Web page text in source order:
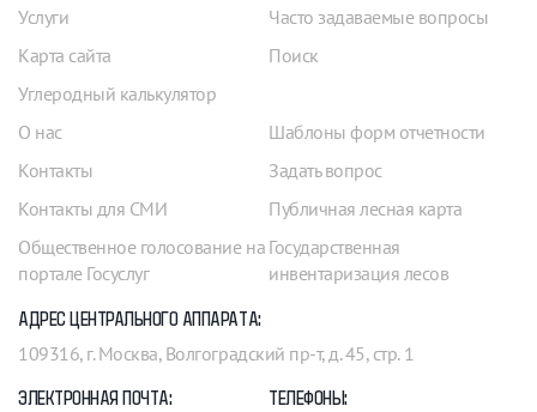
Услуги
Карта сайта
Углеродный калькулятор
Часто задаваемые вопросы
Поиск
О нас
Контакты
Контакты для СМИ
Общественное голосование на
портале Госуслуг
Шаблоны форм отчетности
Задать вопрос
Публичная лесная карта
Государственная
инвентаризация лесов
АДРЕС ЦЕНТРАЛЬНОГО АППАРАТА:
109316, г. Москва, Волгоградский пр-т, д. 45, стр. 1
ЭЛЕКТРОННАЯ ПОЧТА: ТЕЛЕФОНЫ: